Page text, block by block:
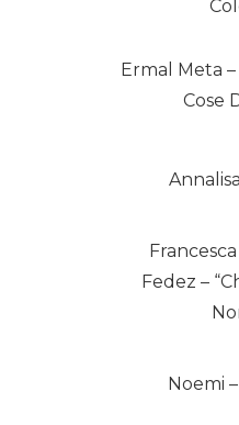
Ermal Meta
Cose
Fedez –
Noemi